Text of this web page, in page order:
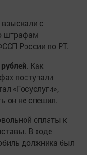
с
штрафам
России по РТ.
. Как
поступали
«Госуслуги»,
он не спешил.
оплаты к
В ходе
должника был